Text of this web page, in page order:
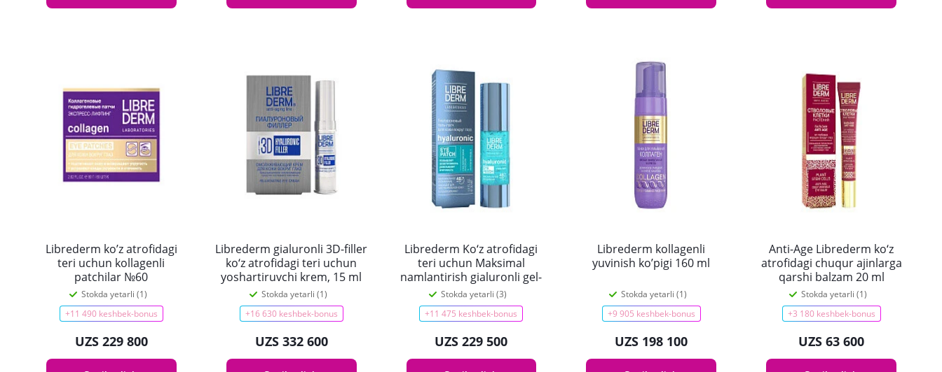
Librederm ko’z atrofidagi
teri uchun kollagenli
patchilar №60
Stokda yetarli (1)
+11 490 keshbek-bonus
UZS 229 800
Librederm gialuronli 3D-filler
ko‘z atrofidagi teri uchun
yoshartiruvchi krem, 15 ml
Stokda yetarli (1)
+16 630 keshbek-bonus
UZS 332 600
Librederm Ko‘z atrofidagi
teri uchun Maksimal
namlantirish gialuronli gel-
patchilari 30 ml
Stokda yetarli (3)
+11 475 keshbek-bonus
UZS 229 500
Librederm kollagenli
yuvinish ko’pigi 160 ml
Stokda yetarli (1)
+9 905 keshbek-bonus
UZS 198 100
Anti-Age Librederm ko‘z
atrofidagi chuqur ajinlarga
qarshi balzam 20 ml
Stokda yetarli (1)
+3 180 keshbek-bonus
UZS 63 600